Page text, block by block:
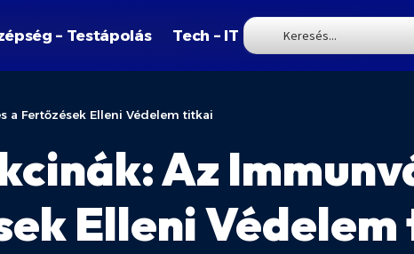
– Testápolás Tech – IT
a Fertőzések Elleni Védelem titkai
Az
Elleni